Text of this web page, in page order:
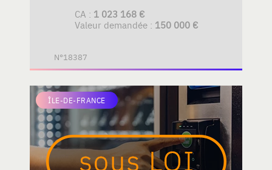
CA : 1 023 168 €
Valeur demandée : 150 000 €
N°18387
ÎLE-DE-FRANCE